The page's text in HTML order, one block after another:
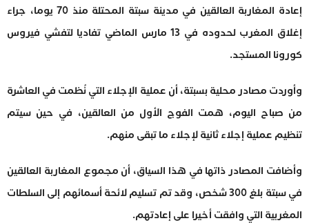
إعادة المغاربة العالقين في مدينة سبتة المحتلة منذ 70 يوما، جراء
إغلاق المغرب لحدوده في 13 مارس الماضي تفاديا لتفشي فيروس
كورونا المستجد.
وأوردت مصادر محلية بسبتة، أن عملية الإجلاء التي نُظمت في العاشرة
من صباح اليوم، همت الفوج الأول من العالقين، في حين سيتم
تنظيم عملية إجلاء ثانية لإجلاء ما تبقى منهم.
وأضافت المصادر ذاتها في هذا السياق، أن مجموع المغاربة العالقين
في سبتة بلغ 300 شخص، وقد تم تسليم لائحة أسمائهم إلى السلطات
المغربية التي وافقت أخيرا على إعادتهم.